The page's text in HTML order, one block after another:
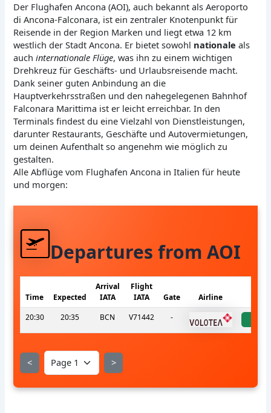
Der Flughafen Ancona (AOI), auch bekannt als Aeroporto
di Ancona-Falconara, ist ein zentraler Knotenpunkt für
Reisende in der Region Marken und liegt etwa 12 km
westlich der Stadt Ancona. Er bietet sowohl nationale als
auchinternationale Flüge, was ihn zu einem wichtigen
Drehkreuz für Geschäfts- und Urlaubsreisende macht.
Dank seiner guten Anbindung an die
Hauptverkehrsstraßen und den nahegelegenen Bahnhof
Falconara Marittima ist er leicht erreichbar. In den
Terminals findest du eine Vielzahl von Dienstleistungen,
darunter Restaurants, Geschäfte und Autovermietungen,
um deinen Aufenthalt so angenehm wie möglich zu
gestalten.
Alle Abflüge vom Flughafen Ancona in Italien für heute
und morgen:
Departures from AOI
Time Expected
Arrival
IATA
Flight
IATA
Gate Airline
20:30
20:35 BCN V71442 -
< >